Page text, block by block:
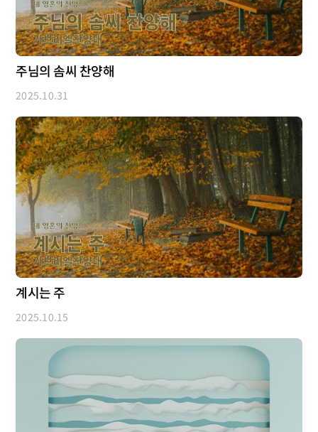
주님의 솜씨 찬양해
2025.10.31
계시는 주
2025.10.15